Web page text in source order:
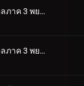
ตอนที่ 534 ศึกในศาลภาค 3 พยานที่เห็นเหตุการณ์คืออัยการ (ตอนพิเศษ 1)
ตอนที่ 535 ศึกในศาลภาค 3 พยานที่เห็นเหตุการณ์คืออัยการ (ตอนพิเศษ 2)